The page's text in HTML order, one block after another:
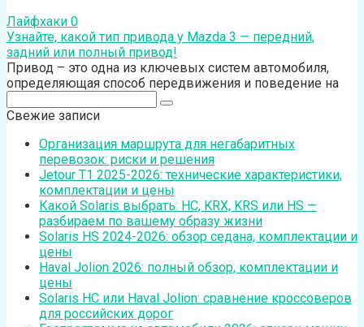
Лайфхаки 0
Узнайте, какой тип привода у Mazda 3 — передний,
задний или полный привод!
Привод – это одна из ключевых систем автомобиля,
определяющая способ передвижения и поведение на
Свежие записи
Организация маршрута для негабаритных
перевозок: риски и решения
Jetour T1 2025-2026: технические характеристики,
комплектации и цены
Какой Solaris выбрать: HC, KRX, KRS или HS —
разбираем по вашему образу жизни
Solaris HS 2024-2026: обзор седана, комплектации и
цены
Haval Jolion 2026: полный обзор, комплектации и
цены
Solaris HC или Haval Jolion: сравнение кроссоверов
для российских дорог